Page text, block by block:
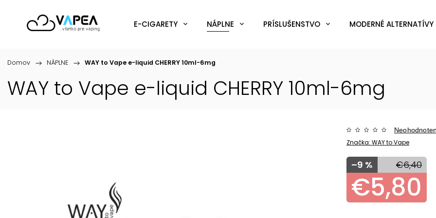
E-CIGARETY NÁPLNE PRÍSLUŠENSTVO MODERNÉ ALTERNATÍVY
Domov / NÁPLNE / WAY to Vape e-liquid CHERRY 10ml-6mg
WAY to Vape e-liquid CHERRY 10ml-6mg
Značka:WAY to Vape
€6,40
–9 %
€5,80